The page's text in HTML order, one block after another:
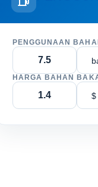
PENGGUNAAN
HARGA BAHAN
$